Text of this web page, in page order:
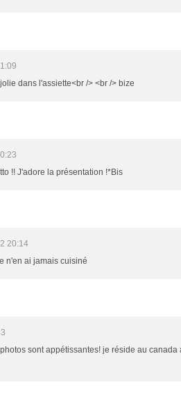
dans l'assiette<br /> <br /> bize
!! J'adore la présentation !*Bis
20:14
n'en ai jamais cuisiné
sont appétissantes! je réside au